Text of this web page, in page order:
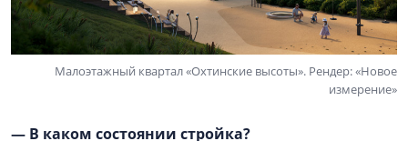
Малоэтажный квартал «Охтинские высоты». Рендер: «Новое
измерение»
— В каком состоянии стройка?